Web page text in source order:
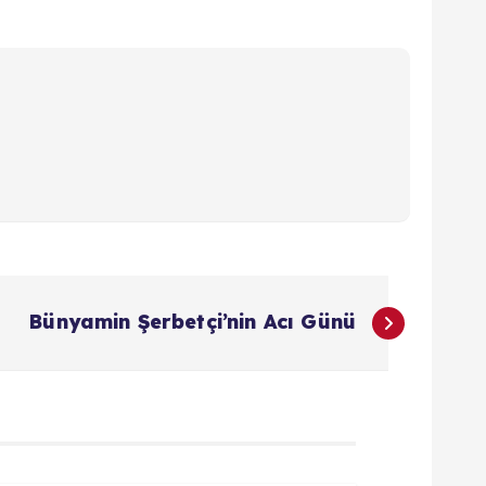
Bünyamin Şerbetçi’nin Acı Günü